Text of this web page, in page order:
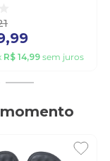
,99
R$ 14,99 sem juros